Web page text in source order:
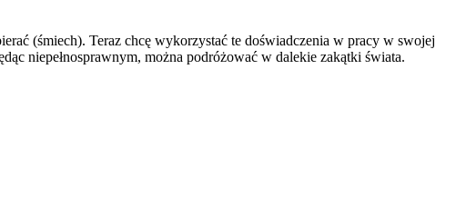
(śmiech). Teraz chcę wykorzystać te doświadczenia w pracy w swojej
niepełnosprawnym, można podróżować w dalekie zakątki świata.